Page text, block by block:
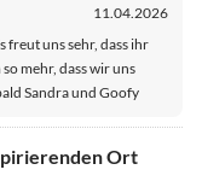
11.04.2026
freut uns sehr, dass ihr
mehr, dass wir uns
Sandra und Goofy
Ort